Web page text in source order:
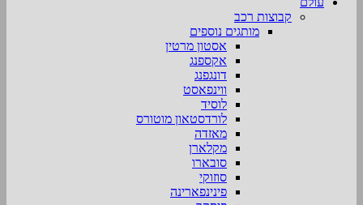
קבוצות רכב
מותגים נוספים
אסטון מרטין
אקספנג
דונגפנג
ווינפאסט
לוסיד
לורדסטאון מוטורס
מאזדה
מקלארן
סובארו
סוזוקי
פינינפארינה